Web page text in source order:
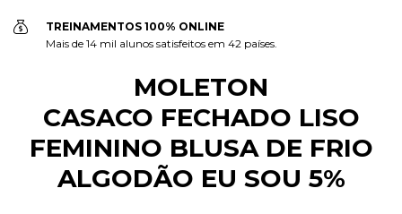
TREINAMENTOS 100% ONLINE
Mais de 14 mil alunos satisfeitos em 42 países.
MOLETON
CASACO FECHADO LISO
FEMININO BLUSA DE FRIO
ALGODÃO EU SOU 5%